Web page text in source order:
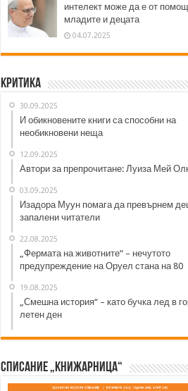
интелект може да е от
младите и децата
04.07.2025
Критика
30.09.2025
И обикновените книги са способни на
необикновени неща
12.09.2025
Автори за препрочитане: Луиза Мей
03.09.2025
Изадора Муун помага да превърнем
запалени читатели
22.08.2025
„Фермата на животните“ – нечутото
предупреждение на Оруел стана на 80
19.08.2025
„Смешна история“ – като бучка лед в
летен ден
Списание „Книжарница“